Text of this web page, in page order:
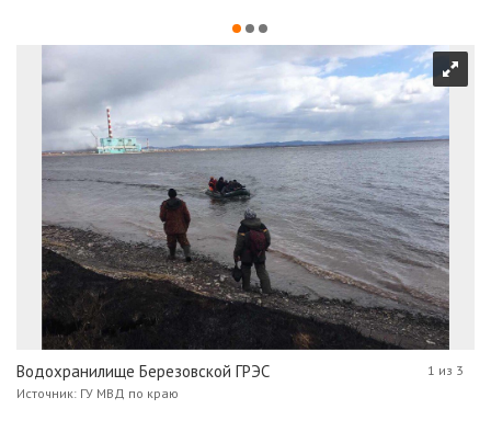
Водохранилище Березовской ГРЭС
Источник: ГУ МВД по краю
1 из 3